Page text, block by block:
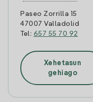
Paseo Zorrilla 15
47007 Valladolid
Tel: 657 55 70 92
Xehetasun
gehiago